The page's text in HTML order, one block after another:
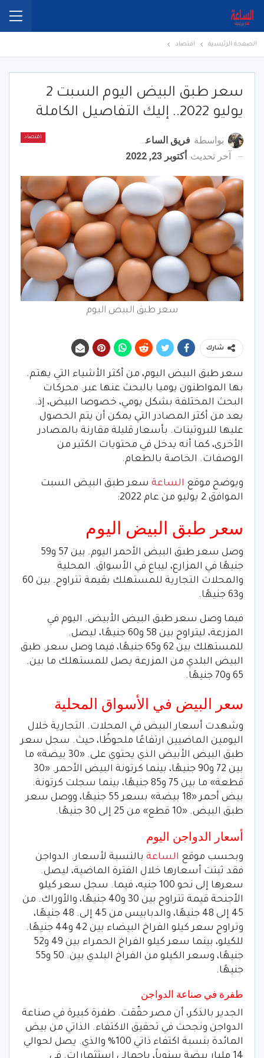
الصفحة الرئيسية اقتصاد
سعر طبق البيض اليوم السبت 2
يوليو 2022.. إليك التفاصيل الكاملة
اقتصاد بواسطة فريق الساعة برس
آخر تحديث أكتوبر 23, 2022
سعر طبق البيض اليوم
شارك
سعر طبق البيض اليوم، من أكثر الأشياء التي يهتم.
بها المواطنون يوميا بالبحث عنها عبر. محركات
البحث المختلفة بشكل يومي، خصوصا البيض، إذ.
يعد من أكثر المصادر التي يمكن أن يتم الحصول
عليها للبروتينات. بأسعار قليلة مقارنة بالمصادر
الأخرى، كما أنه يدخل في محتويات الكثير من
الوصفات. الخاصة بالطعام.
ويوضح موقع الساعة سعر طبق البيض السبت
الموافق 2 يوليو من عام 2022:
سعر طبق البيض اليوم
وصل سعر طبق البيض الأحمر اليوم. بين 57 و59
جنيهًا في المزارع، ليباع في الأسواق. المحلية
والمحلات التجارية للمستهلك بقيمة تتراوح. بين 60
و63 جنيهًا.
فيما وصل سعر طبق البيض الأبيض. اليوم في
المزرعة، ليتراوح بين 58 و60 جنيهًا، ليصل.
للمستهلك بين 62 و65 جنيهًا، فيما وصل سعر. طبق
البيض البلدي من المزرعة يصل للمستهلك ما بين.
65 و70 جنيهًا.
سعر البيض في الأسواق المحلية
وشهدت أسعار البيض في المحلات. التجارية خلال
اليومين الماضيين ارتفاعًا ملحوظًا، حيث. سجل سعر
طبق البيض الأبيض الذي يحتوي على. «30 بيضة» ما
بين 72 و90 جنيهًا، بينما كرتونة البيض الأحمر. «30
قطعة» ما بين 75 و85 جنيهًا، بينما سجلت كرتونة.
بيض أحمر «18 بيضة» بسعر 55 جنيهًا، ووصل سعر
طبق البيض. «10 قطع» من 25 إلى 30 جنيهًا.
أسعار الدواجن اليوم
وبحسب موقع الساعة بالنسبة لأسعار. الدواجن
فقد ثبتت أسعارها خلال الفترة الماضية، ليصل.
سعرها إلى نحو 100 جنيه، فيما. سجل سعر كيلو
الأجنحة قيمة تتراوح بين 30 و40 جنيهًا، والأوراك. من
45 إلى 48 جنيهًا، والدبابيس من 45 إلى. 48 جنيهًا،
وتراوح سعر كيلو الفراخ البيضاء بين 42 و44 جنيهًا.
للكيلو، بينما سعر كيلو الفراخ الحمراء بين 49 و52
جنيهًا، وسعر الكيلو من الفراخ البلدي بين. 50 و55
جنيهًا.
طفرة في صناعة الدواجن
الجدير بالذكر، أن مصر حقّقت. طفرة كبيرة في صناعة
الدواجن ونجحت في تحقيق الاكتفاء. الذاتي من بيض
المائدة بنسبة اكتفاء ذاتي 100% والذي. يصل لحوالي